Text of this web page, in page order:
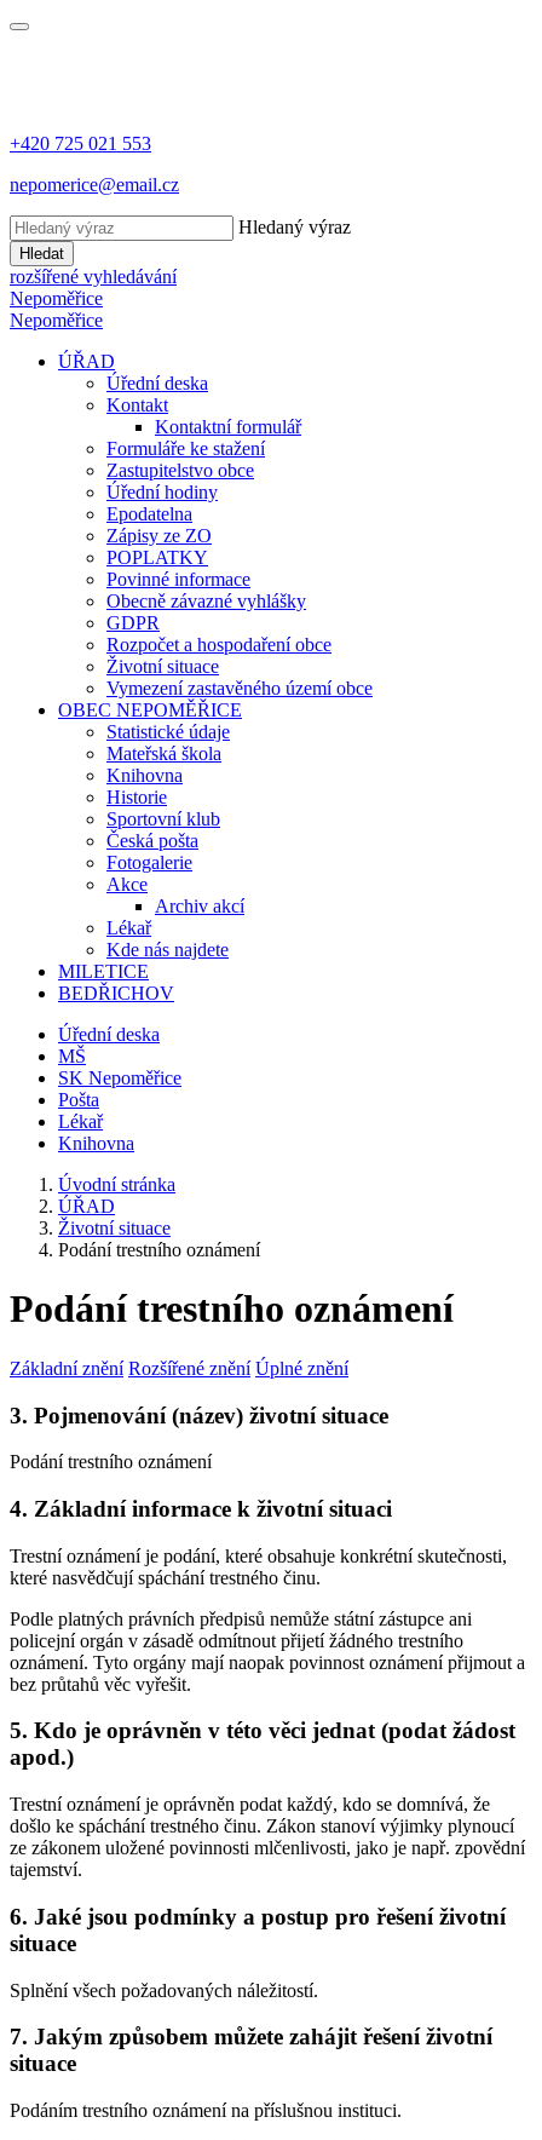
+420 725 021 553
nepomerice@email.cz
Hledaný výraz
Hledat
rozšířené vyhledávání
Nepoměřice
Nepoměřice
ÚŘAD
Úřední deska
Kontakt
Kontaktní formulář
Formuláře ke stažení
Zastupitelstvo obce
Úřední hodiny
Epodatelna
Zápisy ze ZO
POPLATKY
Povinné informace
Obecně závazné vyhlášky
GDPR
Rozpočet a hospodaření obce
Životní situace
Vymezení zastavěného území obce
OBEC NEPOMĚŘICE
Statistické údaje
Mateřská škola
Knihovna
Historie
Sportovní klub
Česká pošta
Fotogalerie
Akce
Archiv akcí
Lékař
Kde nás najdete
MILETICE
BEDŘICHOV
Úřední deska
MŠ
SK Nepoměřice
Pošta
Lékař
Knihovna
Úvodní stránka
ÚŘAD
Životní situace
Podání trestního oznámení
Podání trestního oznámení
Základní znění Rozšířené znění Úplné znění
3. Pojmenování (název) životní situace
Podání trestního oznámení
4. Základní informace k životní situaci
Trestní oznámení je podání, které obsahuje konkrétní skutečnosti,
které nasvědčují spáchání trestného činu.
Podle platných právních předpisů nemůže státní zástupce ani
policejní orgán v zásadě odmítnout přijetí žádného trestního
oznámení. Tyto orgány mají naopak povinnost oznámení přijmout a
bez průtahů věc vyřešit.
5. Kdo je oprávněn v této věci jednat (podat žádost
apod.)
Trestní oznámení je oprávněn podat každý, kdo se domnívá, že
došlo ke spáchání trestného činu. Zákon stanoví výjimky plynoucí
ze zákonem uložené povinnosti mlčenlivosti, jako je např. zpovědní
tajemství.
6. Jaké jsou podmínky a postup pro řešení životní
situace
Splnění všech požadovaných náležitostí.
7. Jakým způsobem můžete zahájit řešení životní
situace
Podáním trestního oznámení na příslušnou instituci.